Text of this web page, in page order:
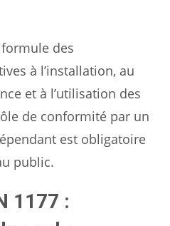
formule des
à l’installation, au
et à l’utilisation des
de conformité par un
est obligatoire
public.
1177 :